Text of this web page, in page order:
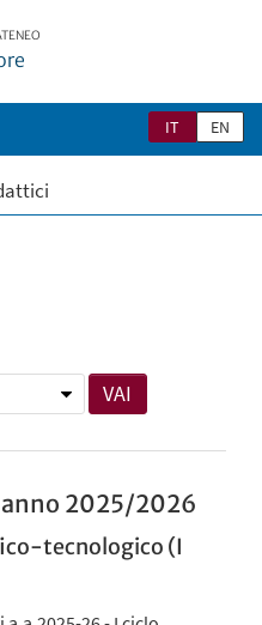
IT EN
VAI
2025/2026
tecnologico (I